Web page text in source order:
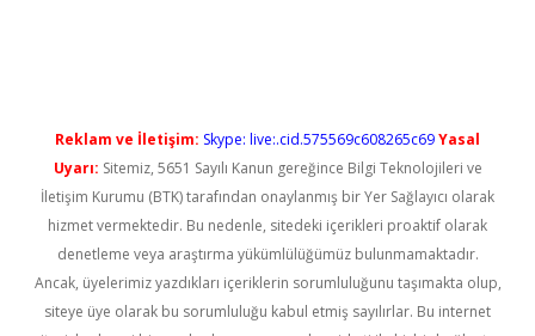
Reklam ve İletişim: Skype: live:.cid.575569c608265c69Yasal
Uyarı: Sitemiz, 5651 Sayılı Kanun gereğince Bilgi Teknolojileri ve
İletişim Kurumu (BTK) tarafından onaylanmış bir Yer Sağlayıcı olarak
hizmet vermektedir. Bu nedenle, sitedeki içerikleri proaktif olarak
denetleme veya araştırma yükümlülüğümüz bulunmamaktadır.
Ancak, üyelerimiz yazdıkları içeriklerin sorumluluğunu taşımakta olup,
siteye üye olarak bu sorumluluğu kabul etmiş sayılırlar. Bu internet